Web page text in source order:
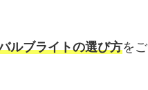
ルブライトの選び方をご